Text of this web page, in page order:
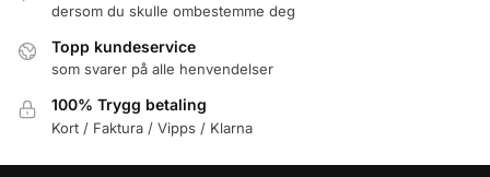
dersom du skulle ombestemme deg
Topp kundeservice
som svarer på alle henvendelser
100% Trygg betaling
Kort / Faktura / Vipps / Klarna